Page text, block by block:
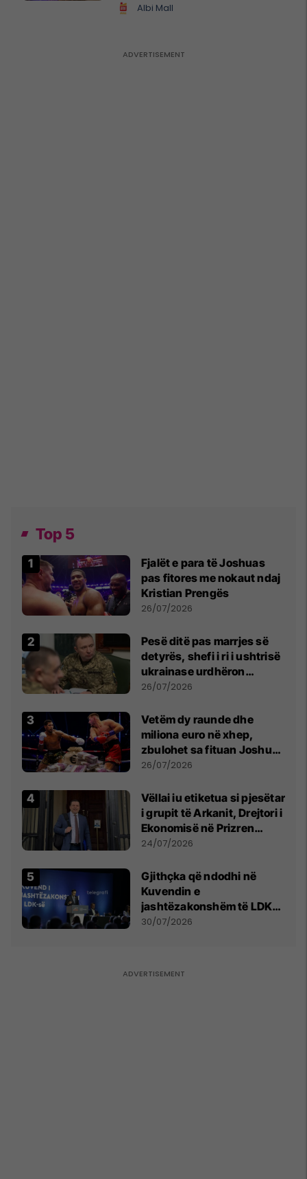
Albi Mall
Top 5
Fjalët e para të Joshuas
pas fitores me nokaut ndaj
Kristian Prengës
26/07/2026
Pesë ditë pas marrjes së
detyrës, shefi i ri i ushtrisë
ukrainase urdhëron
kontroll të madh
26/07/2026
Vetëm dy raunde dhe
miliona euro në xhep,
zbulohet sa fituan Joshua
e Prenga
26/07/2026
Vëllai iu etiketua si pjesëtar
i grupit të Arkanit, Drejtori i
Ekonomisë në Prizren
mohon pretendimet
24/07/2026
Gjithçka që ndodhi në
Kuvendin e
jashtëzakonshëm të LDK-
së
30/07/2026